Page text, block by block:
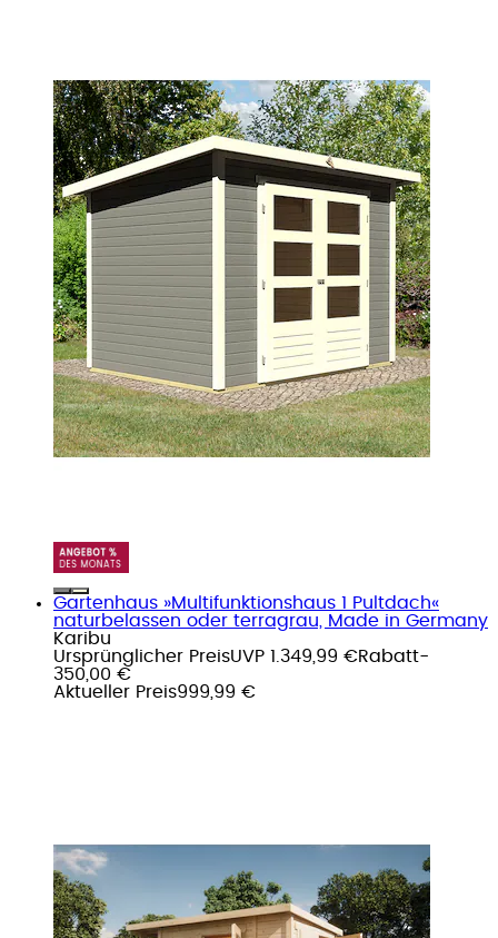
Gartenhaus »Multifunktionshaus 1 Pultdach«
naturbelassen oder terragrau, Made in Germany
Karibu
Ursprünglicher PreisUVP 1.349,99 €Rabatt-
350,00 €
Aktueller Preis999,99 €